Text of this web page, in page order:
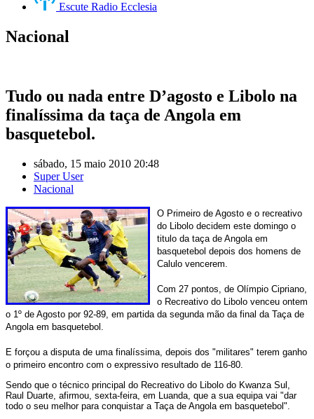
Escute Radio Ecclesia
Nacional
Tudo ou nada entre D’agosto e Libolo na
finalíssima da taça de Angola em
basquetebol.
sábado, 15 maio 2010 20:48
Super User
Nacional
O Primeiro de Agosto e o recreativo
do Libolo decidem este domingo o
titulo da taça de Angola em
basquetebol depois dos homens de
Calulo vencerem.
Com 27 pontos, de Olímpio Cipriano,
o Recreativo do Libolo venceu ontem
o 1º de Agosto por 92-89, em partida da segunda mão da final da Taça de
Angola em basquetebol.
E forçou a disputa de uma finalíssima, depois dos "militares" terem ganho
o primeiro encontro com o expressivo resultado de 116-80.
Sendo que o técnico principal do Recreativo do Libolo do Kwanza Sul,
Raul Duarte, afirmou, sexta-feira, em Luanda, que a sua equipa vai "dar
todo o seu melhor para conquistar a Taça de Angola em basquetebol".